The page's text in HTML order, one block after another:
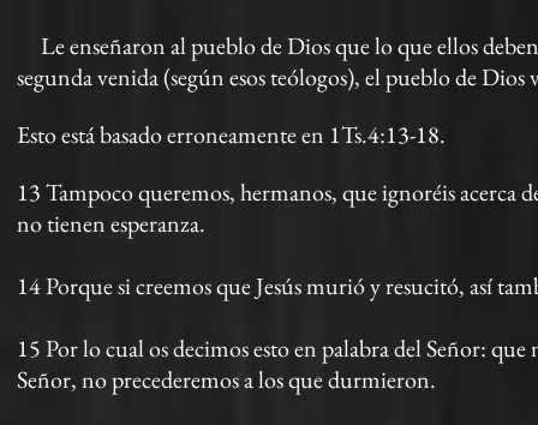
Le enseñaron al pueblo de Dios que lo que ellos
segunda venida (según esos teólogos), el pueblo de
Esto está basado erroneamente en 1Ts.4:13-18.
13 Tampoco queremos, hermanos, que ignoréis acerca
no tienen esperanza.
14 Porque si creemos que Jesús murió y resucitó, así
15 Por lo cual os decimos esto en palabra del Señor:
Señor, no precederemos a los que durmieron.